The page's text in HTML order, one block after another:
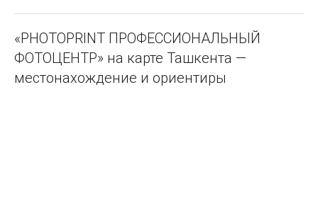
«PHOTOPRINT ПРОФЕССИОНАЛЬНЫЙ
ФОТОЦЕНТР» на карте Ташкента —
местонахождение и ориентиры